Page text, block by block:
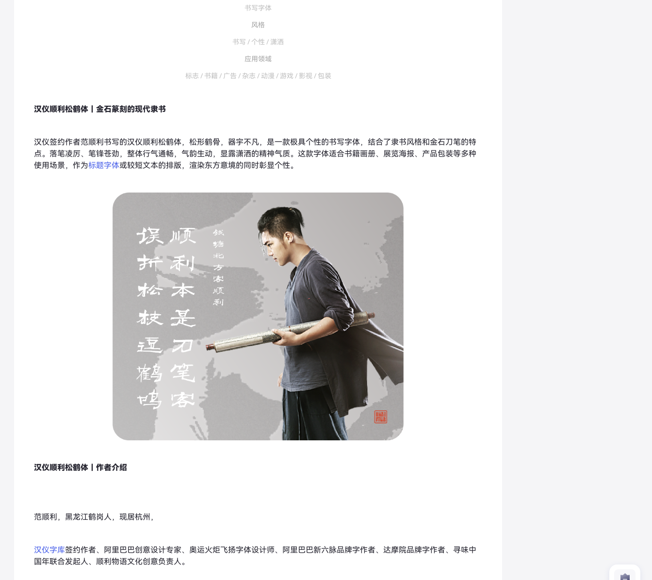
书写字体
风格
书写 / 个性 / 潇洒
应用领域
标志 / 书籍 / 广告 / 杂志 / 动漫 / 游戏 / 影视 / 包装
汉仪顺利松鹤体｜金石篆刻的现代隶书
汉仪签约作者范顺利书写的汉仪顺利松鹤体，松形鹤骨，器宇不凡，是一款极具个性的书写字体，结合了隶书风格和金石刀笔的特
点。落笔凌厉、笔锋苍劲，整体行气通畅，气韵生动，显露潇洒的精神气质。这款字体适合书籍画册、展览海报、产品包装等多种
使用场景，作为标题字体或较短文本的排版，渲染东方意境的同时彰显个性。
汉仪顺利松鹤体｜作者介绍
范顺利，黑龙江鹤岗人，现居杭州，
汉仪字库签约作者、阿里巴巴创意设计专家、奥运火炬飞扬字体设计师、阿里巴巴新六脉品牌字作者、达摩院品牌字作者、寻味中
国年联合发起人、顺利物语文化创意负责人。